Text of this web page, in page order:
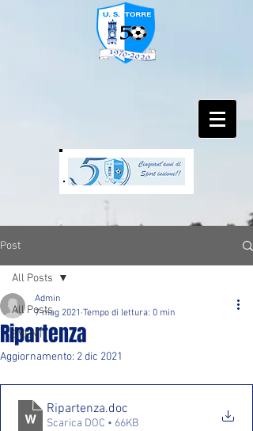
Post
All Posts
EVENTI
All Posts
Ripartenza
Admin
7 mag 2021 Tempo di lettura: 0 min
Aggiornamento: 2 dic 2021
Ripartenza.doc
Scarica DOC • 66KB